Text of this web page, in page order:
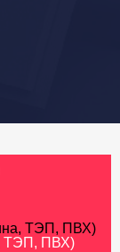
ТЭП, ПВХ)
ТЭП, ПВХ)